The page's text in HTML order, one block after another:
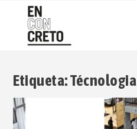
Etiqueta:Técnologia